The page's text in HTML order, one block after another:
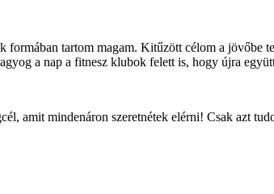
formában tartom magam. Kitűzött célom a
a nap a fitnesz klubok felett is, hogy újra
amit mindenáron szeretnétek elérni! Csak azt